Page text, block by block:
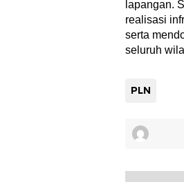
lapangan.
realisasi
serta
seluruh
PLN